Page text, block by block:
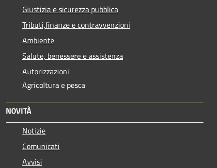
Giustizia e sicurezza pubblica
Tributi,finanze e contravvenzioni
Ambiente
Salute, benessere e assistenza
Autorizzazioni
Agricoltura e pesca
NOVITÀ
Notizie
Comunicati
Avvisi